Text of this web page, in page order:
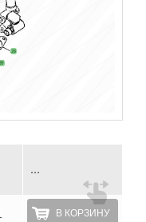
...
В КОРЗИНУ